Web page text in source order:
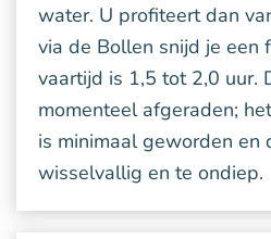
water. U profiteert dan
via de Bollen snijd je een
vaartijd is 1,5 tot 2,0 uur.
momenteel afgeraden;
is minimaal geworden en
wisselvallig en te ondiep.